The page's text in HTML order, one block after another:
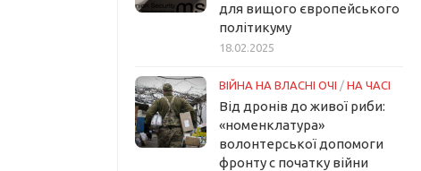
для вищого європейського
політикуму
18.02.2025
ВІЙНА НА ВЛАСНІ ОЧІ / НА ЧАСІ
Від дронів до живої риби:
«номенклатура»
волонтерської допомоги
фронту с початку війни